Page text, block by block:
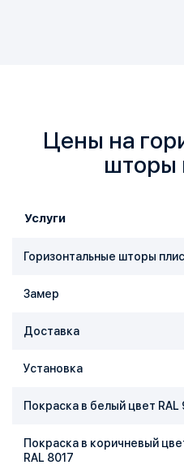
Цены на
шторы
Услуги
Горизонтальные шторы
Замер
Доставка
Установка
Покраска в белый цвет RAL
Покраска в коричневый
RAL 8017